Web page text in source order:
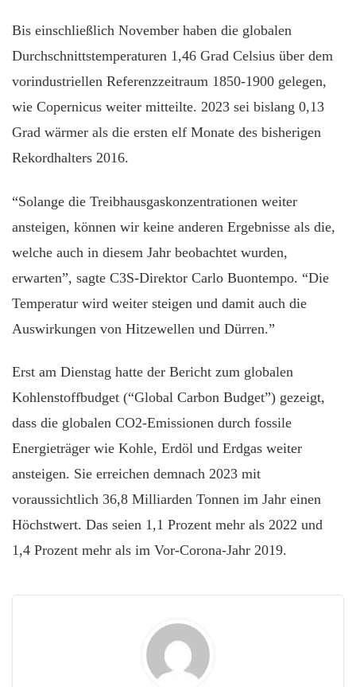
Bis einschließlich November haben die globalen
Durchschnittstemperaturen 1,46 Grad Celsius über dem
vorindustriellen Referenzzeitraum 1850-1900 gelegen,
wie Copernicus weiter mitteilte. 2023 sei bislang 0,13
Grad wärmer als die ersten elf Monate des bisherigen
Rekordhalters 2016.
“Solange die Treibhausgaskonzentrationen weiter
ansteigen, können wir keine anderen Ergebnisse als die,
welche auch in diesem Jahr beobachtet wurden,
erwarten”, sagte C3S-Direktor Carlo Buontempo. “Die
Temperatur wird weiter steigen und damit auch die
Auswirkungen von Hitzewellen und Dürren.”
Erst am Dienstag hatte der Bericht zum globalen
Kohlenstoffbudget (“Global Carbon Budget”) gezeigt,
dass die globalen CO2-Emissionen durch fossile
Energieträger wie Kohle, Erdöl und Erdgas weiter
ansteigen. Sie erreichen demnach 2023 mit
voraussichtlich 36,8 Milliarden Tonnen im Jahr einen
Höchstwert. Das seien 1,1 Prozent mehr als 2022 und
1,4 Prozent mehr als im Vor-Corona-Jahr 2019.